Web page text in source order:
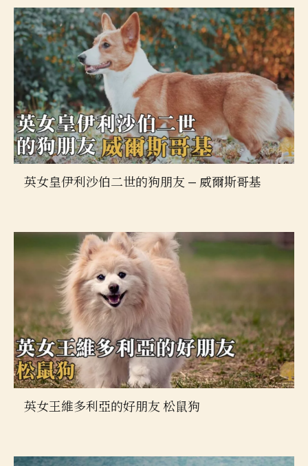
英女皇伊利沙伯二世的狗朋友 — 威爾斯哥基
英女王維多利亞的好朋友 松鼠狗